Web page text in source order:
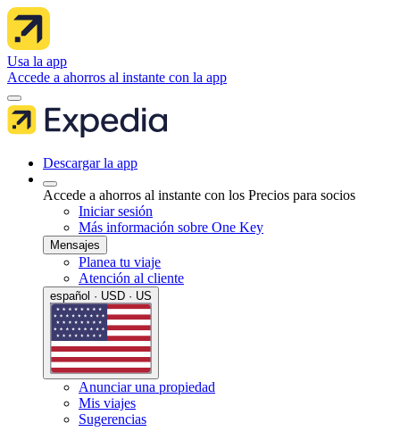
Usa la app
Accede a ahorros al instante con la app
Descargar la app
Accede a ahorros al instante con los Precios para socios
Iniciar sesión
Más información sobre One Key
Mensajes
Planea tu viaje
Atención al cliente
español · USD · US
Anunciar una propiedad
Mis viajes
Sugerencias